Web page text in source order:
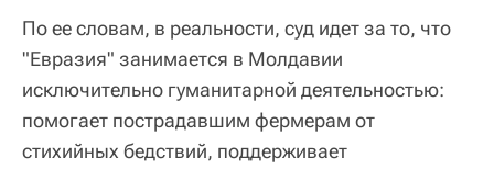
По ее словам, в реальности, суд идет за то, что
"Евразия" занимается в Молдавии
исключительно гуманитарной деятельностью:
помогает пострадавшим фермерам от
стихийных бедствий, поддерживает